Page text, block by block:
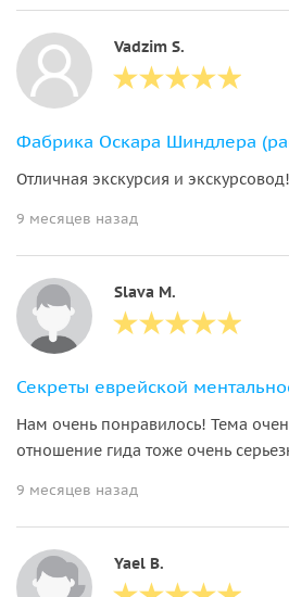
Vadzim S.
Отличная экскурсия и
9 месяцев назад
Slava М.
Секреты еврейской
Нам очень понравилось! Тема
отношение гида тоже очень
9 месяцев назад
Yael B.